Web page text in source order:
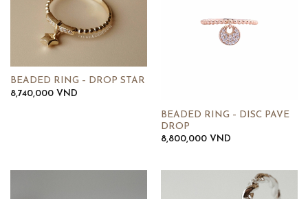
BEADED RING – DROP STAR
8,740,000 VND
BEADED RING – DISC PAVE
DROP
8,800,000 VND